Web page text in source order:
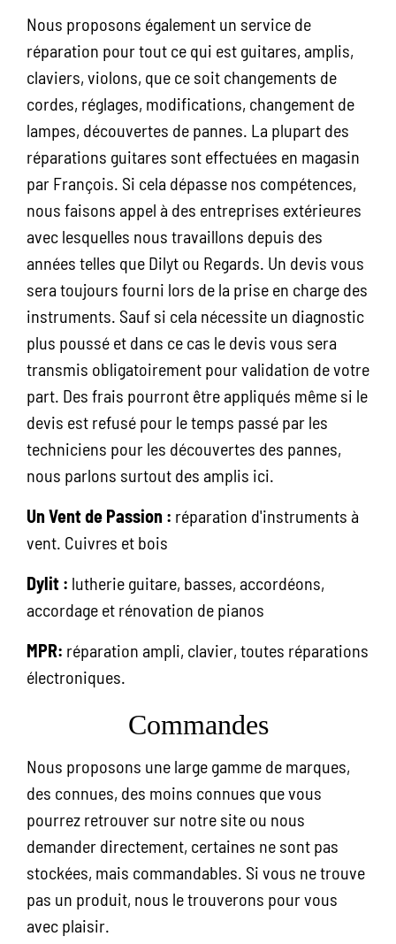
Nous proposons également un service de
réparation pour tout ce qui est guitares, amplis,
claviers, violons, que ce soit changements de
cordes, réglages, modifications, changement de
lampes, découvertes de pannes. La plupart des
réparations guitares sont effectuées en magasin
par François. Si cela dépasse nos compétences,
nous faisons appel à des entreprises extérieures
avec lesquelles nous travaillons depuis des
années telles que Dilyt ou Regards. Un devis vous
sera toujours fourni lors de la prise en charge des
instruments. Sauf si cela nécessite un diagnostic
plus poussé et dans ce cas le devis vous sera
transmis obligatoirement pour validation de votre
part. Des frais pourront être appliqués même si le
devis est refusé pour le temps passé par les
techniciens pour les découvertes des pannes,
nous parlons surtout des amplis ici.
Un Vent de Passion : réparation d'instruments à
vent. Cuivres et bois
Dylit : lutherie guitare, basses, accordéons,
accordage et rénovation de pianos
MPR: réparation ampli, clavier, toutes réparations
électroniques.
Commandes
Nous proposons une large gamme de marques,
des connues, des moins connues que vous
pourrez retrouver sur notre site ou nous
demander directement, certaines ne sont pas
stockées, mais commandables. Si vous ne trouve
pas un produit, nous le trouverons pour vous
avec plaisir.